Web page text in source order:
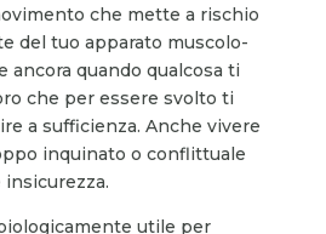
che mette a rischio
del tuo apparato muscolo-
ancora quando qualcosa ti
che per essere svolto ti
a sufficienza. Anche vivere
inquinato o conflittuale
utile per